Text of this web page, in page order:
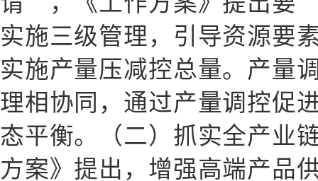
实施三级管理，引导资源要
实施产量压减控总量。产量
理相协同，通过产量调控促
态平衡。（二）抓实全产业
方案》提出，增强高端产品